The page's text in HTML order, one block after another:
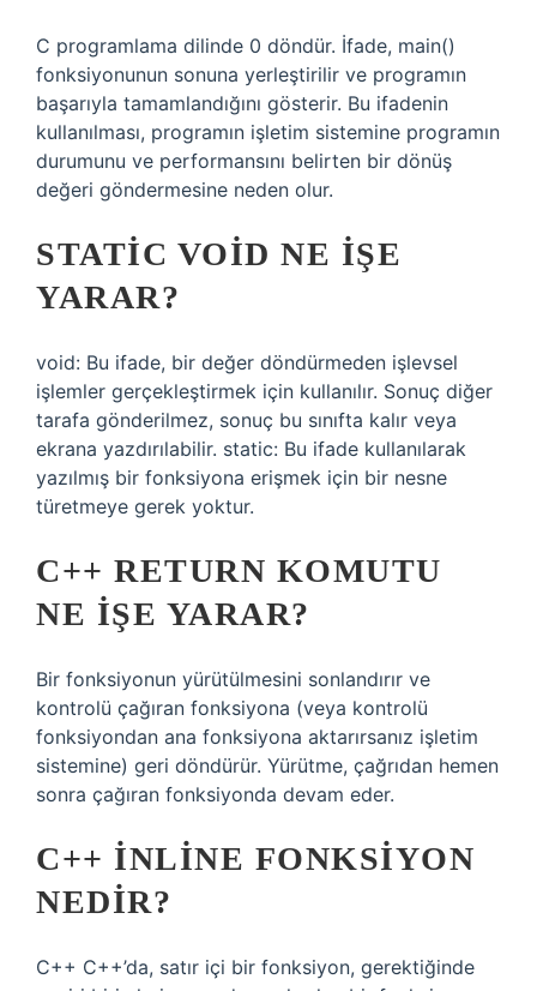
C programlama dilinde 0 döndür. İfade, main()
fonksiyonunun sonuna yerleştirilir ve programın
başarıyla tamamlandığını gösterir. Bu ifadenin
kullanılması, programın işletim sistemine programın
durumunu ve performansını belirten bir dönüş
değeri göndermesine neden olur.
STATIC VOID NE IŞE
YARAR?
void: Bu ifade, bir değer döndürmeden işlevsel
işlemler gerçekleştirmek için kullanılır. Sonuç diğer
tarafa gönderilmez, sonuç bu sınıfta kalır veya
ekrana yazdırılabilir. static: Bu ifade kullanılarak
yazılmış bir fonksiyona erişmek için bir nesne
türetmeye gerek yoktur.
C++ RETURN KOMUTU
NE IŞE YARAR?
Bir fonksiyonun yürütülmesini sonlandırır ve
kontrolü çağıran fonksiyona (veya kontrolü
fonksiyondan ana fonksiyona aktarırsanız işletim
sistemine) geri döndürür. Yürütme, çağrıdan hemen
sonra çağıran fonksiyonda devam eder.
C++ INLINE FONKSIYON
NEDIR?
C++ C++’da, satır içi bir fonksiyon, gerektiğinde